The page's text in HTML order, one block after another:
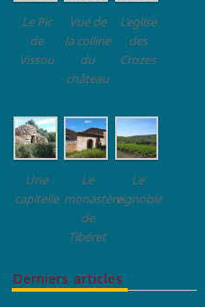
Le Pic
de
Vissou
Vue de
la colline
du
château
L’eglise
des
Crozes
Une
capitelle
Le
monastère
de
Tibéret
Le
vignoble
Derniers articles